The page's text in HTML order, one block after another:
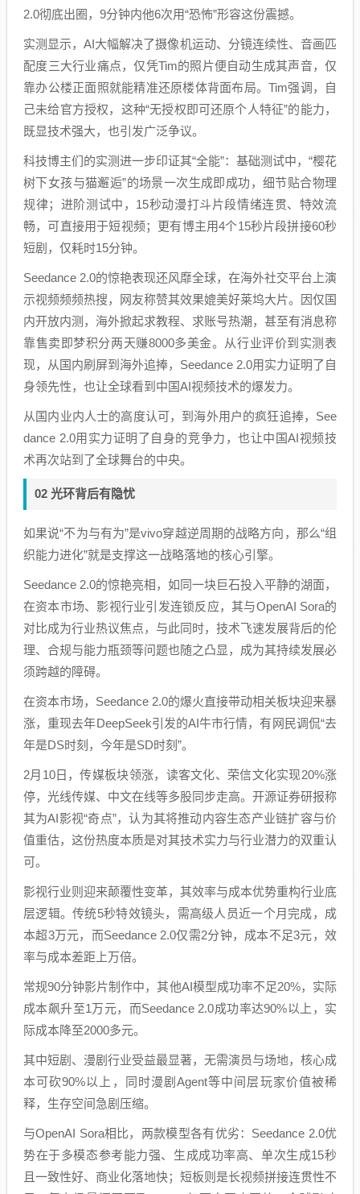
2.0彻底出圈，9分钟内他6次用“恐怖”形容这份震撼。
实测显示，AI大幅解决了摄像机运动、分镜连续性、音画匹
配度三大行业痛点，仅凭Tim的照片便自动生成其声音，仅
靠办公楼正面照就能精准还原楼体背面布局。Tim强调，自
己未给官方授权，这种“无授权即可还原个人特征”的能力，
既显技术强大，也引发广泛争议。
科技博主们的实测进一步印证其“全能”：基础测试中，“樱花
树下女孩与猫邂逅”的场景一次生成即成功，细节贴合物理
规律；进阶测试中，15秒动漫打斗片段情绪连贯、特效流
畅，可直接用于短视频；更有博主用4个15秒片段拼接60秒
短剧，仅耗时15分钟。
Seedance 2.0的惊艳表现还风靡全球，在海外社交平台上演
示视频频频热搜，网友称赞其效果媲美好莱坞大片。因仅国
内开放内测，海外掀起求教程、求账号热潮，甚至有消息称
靠售卖即梦积分两天赚8000多美金。从行业评价到实测表
现，从国内刷屏到海外追捧，Seedance 2.0用实力证明了自
身领先性，也让全球看到中国AI视频技术的爆发力。
从国内业内人士的高度认可，到海外用户的疯狂追捧，See
dance 2.0用实力证明了自身的竞争力，也让中国AI视频技
术再次站到了全球舞台的中央。
02 光环背后有隐忧
如果说“不为与有为”是vivo穿越逆周期的战略方向，那么“组
织能力进化”就是支撑这一战略落地的核心引擎。
Seedance 2.0的惊艳亮相，如同一块巨石投入平静的湖面，
在资本市场、影视行业引发连锁反应，其与OpenAI Sora的
对比成为行业热议焦点，与此同时，技术飞速发展背后的伦
理、合规与能力瓶颈等问题也随之凸显，成为其持续发展必
须跨越的障碍。
在资本市场，Seedance 2.0的爆火直接带动相关板块迎来暴
涨，重现去年DeepSeek引发的AI牛市行情，有网民调侃“去
年是DS时刻，今年是SD时刻”。
2月10日，传媒板块领涨，读客文化、荣信文化实现20%涨
停，光线传媒、中文在线等多股同步走高。开源证券研报称
其为AI影视“奇点”，认为其将推动内容生态产业链扩容与价
值重估，这份热度本质是对其技术实力与行业潜力的双重认
可。
影视行业则迎来颠覆性变革，其效率与成本优势重构行业底
层逻辑。传统5秒特效镜头，需高级人员近一个月完成，成
本超3万元，而Seedance 2.0仅需2分钟，成本不足3元，效
率与成本差距上万倍。
常规90分钟影片制作中，其他AI模型成功率不足20%，实际
成本飙升至1万元，而Seedance 2.0成功率达90%以上，实
际成本降至2000多元。
其中短剧、漫剧行业受益最显著，无需演员与场地，核心成
本可砍90%以上，同时漫剧Agent等中间层玩家价值被稀
释，生存空间急剧压缩。
与OpenAI Sora相比，两款模型各有优劣：Seedance 2.0优
势在于多模态参考能力强、生成成功率高、单次生成15秒
且一致性好、商业化落地快；短板则是长视频拼接连贯性不